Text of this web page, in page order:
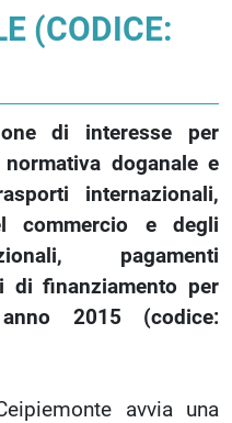
(CODICE:
di interesse per
doganale e
internazionali,
commercio e degli
pagamenti
di finanziamento per
2015 (codice:
avvia una